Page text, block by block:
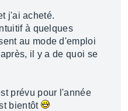
j'ai acheté.
à quelques
au mode d'emploi
il y a de quoi se
prévu pour l'année
bientôt